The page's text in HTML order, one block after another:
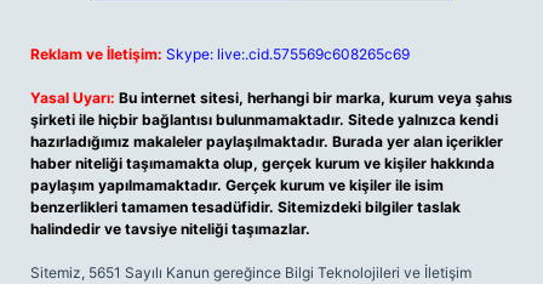
Reklam ve İletişim: Skype: live:.cid.575569c608265c69
Yasal Uyarı: Bu internet sitesi, herhangi bir marka, kurum veya şahıs
şirketi ile hiçbir bağlantısı bulunmamaktadır. Sitede yalnızca kendi
hazırladığımız makaleler paylaşılmaktadır. Burada yer alan içerikler
haber niteliği taşımamakta olup, gerçek kurum ve kişiler hakkında
paylaşım yapılmamaktadır. Gerçek kurum ve kişiler ile isim
benzerlikleri tamamen tesadüfidir. Sitemizdeki bilgiler taslak
halindedir ve tavsiye niteliği taşımazlar.
Sitemiz, 5651 Sayılı Kanun gereğince Bilgi Teknolojileri ve İletişim